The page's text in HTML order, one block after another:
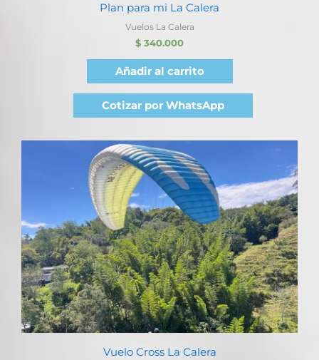
Plan para mi La Calera
Vuelos La Calera
$ 340.000
Añadir al carrito
Cotizar por WhatsApp
Vuelo Cross La Calera